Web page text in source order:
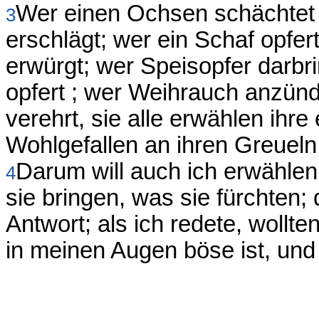
3Wer einen Ochsen
erschlägt; wer ein Schaf
erwürgt; wer Speisopfer
opfert ; wer Weihrauch
verehrt, sie alle erwählen
Wohlgefallen an ihren
4Darum will auch ich
sie bringen, was sie fürchten;
Antwort; als ich redete,
in meinen Augen böse ist,